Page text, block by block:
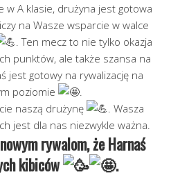
w A klasie, drużyna jest gotowa
na Wasze wsparcie w walce
. Ten mecz to nie tylko okazja
punktów, ale także szansa na
jest gotowy na rywalizację na
poziomie
.
naszą drużynę
. Wasza
jest dla nas niezwykle ważna.
rywalom, że Harnaś
kibiców
.